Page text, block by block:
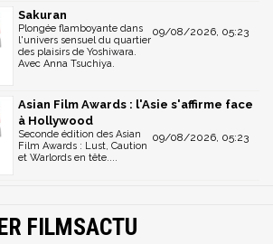
Sakuran
09/08/2026, 05:23
Plongée flamboyante dans
l'univers sensuel du quartier
des plaisirs de Yoshiwara.
Avec Anna Tsuchiya.
Asian Film Awards : l'Asie s'affirme face
à Hollywood
09/08/2026, 05:23
Seconde édition des Asian
Film Awards : Lust, Caution
et Warlords en tête....
FILMSACTU